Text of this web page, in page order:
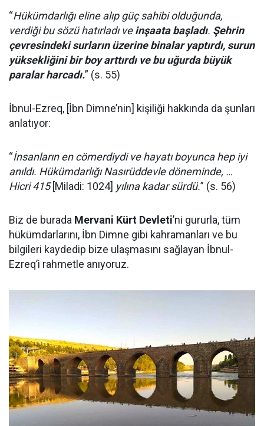
“Hükümdarlığı eline alıp güç sahibi olduğunda,
verdiği bu sözü hatırladı veinşaata başladı. Şehrin
çevresindeki surların üzerine binalar yaptırdı, surun
yüksekliğini bir boy arttırdı ve bu uğurda büyük
paralar harcadı.” (s. 55)
İbnul-Ezreq, [İbn Dimne’nin] kişiliği hakkında da şunları
anlatıyor:
“İnsanların en cömerdiydi ve hayatı boyunca hep iyi
anıldı. Hükümdarlığı Nasırüddevle döneminde, …
Hicri 415[Miladi: 1024] yılına kadar sürdü.” (s. 56)
Biz de burada Mervani Kürt Devleti’ni gururla, tüm
hükümdarlarını, İbn Dimne gibi kahramanları ve bu
bilgileri kaydedip bize ulaşmasını sağlayan İbnul-
Ezreq’i rahmetle anıyoruz.